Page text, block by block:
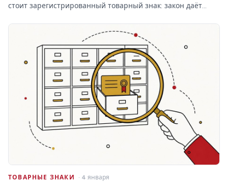
стоит зарегистрированный товарный знак: закон даёт
правообладателю. Кто раньше подал заявку — тот и
ТОВАРНЫЕ ЗНАКИ · 4 января